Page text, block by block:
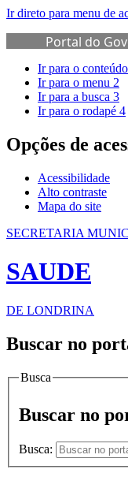
Ir direto para menu de
Portal do
Ir para o conteúdo
Ir para o menu 2
Ir para a busca 3
Ir para o rodapé 4
Opções de
Acessibilidade
Alto contraste
Mapa do site
SECRETARIA
SAUDE
DE LONDRINA
Buscar no
Busca
Buscar no
Busca: